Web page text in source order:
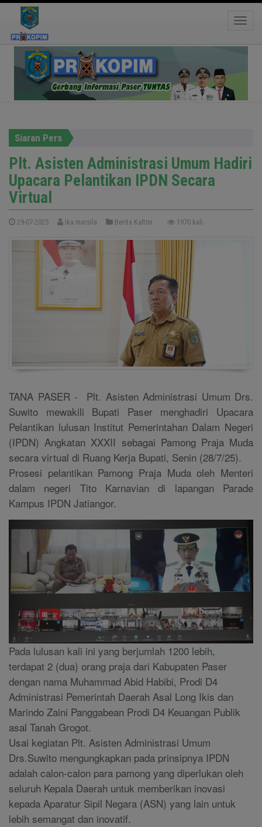
Plt. Asisten Administrasi Umum Hadiri Upacara
Pelantikan IPDN Secara Virtual
Siaran Pers
Plt. Asisten Administrasi Umum Hadiri
Upacara Pelantikan IPDN Secara
Virtual
29-07-2025 Ika marsila Berita Kaltim 1970 kali
TANA PASER - Plt. Asisten Administrasi Umum Drs.
Suwito mewakili Bupati Paser menghadiri Upacara
Pelantikan lulusan Institut Pemerintahan Dalam Negeri
(IPDN) Angkatan XXXII sebagai Pamong Praja Muda
secara virtual di Ruang Kerja Bupati, Senin (28/7/25).
Prosesi pelantikan Pamong Praja Muda oleh Menteri
dalam negeri Tito Karnavian di lapangan Parade
Kampus IPDN Jatiangor.
Pada lulusan kali ini yang berjumlah 1200 lebih,
terdapat 2 (dua) orang praja dari Kabupaten Paser
dengan nama Muhammad Abid Habibi, Prodi D4
Administrasi Pemerintah Daerah Asal Long Ikis dan
Marindo Zaini Panggabean Prodi D4 Keuangan Publik
asal Tanah Grogot.
Usai kegiatan Plt. Asisten Administrasi Umum
Drs.Suwito mengungkapkan pada prinsipnya IPDN
adalah calon-calon para pamong yang diperlukan oleh
seluruh Kepala Daerah untuk memberikan inovasi
kepada Aparatur Sipil Negara (ASN) yang lain untuk
lebih semangat dan inovatif.